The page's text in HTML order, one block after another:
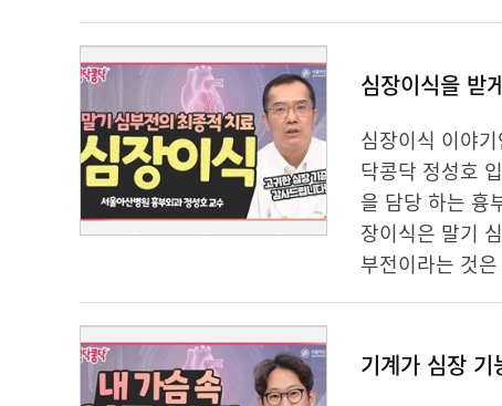
심장이식을 받
심장이식 이야
닥콩닥 정성호
을 담당 하는 흉
장이식은 말기
부전이라는 것